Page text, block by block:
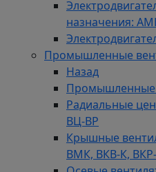
назначения:
Промышленные
Назад
Промышленные
Радиальные
ВЦ-ВР
Крышные
ВМК, ВКВ-К,